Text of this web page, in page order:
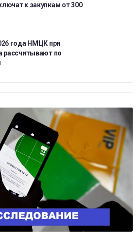
к закупкам от 300
года НМЦК при
рассчитывают по